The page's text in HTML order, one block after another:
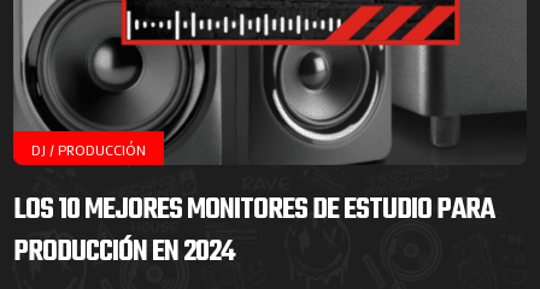
DJ / PRODUCCIÓN
LOS 10 MEJORES MONITORES DE ESTUDIO PARA
PRODUCCIÓN EN 2024